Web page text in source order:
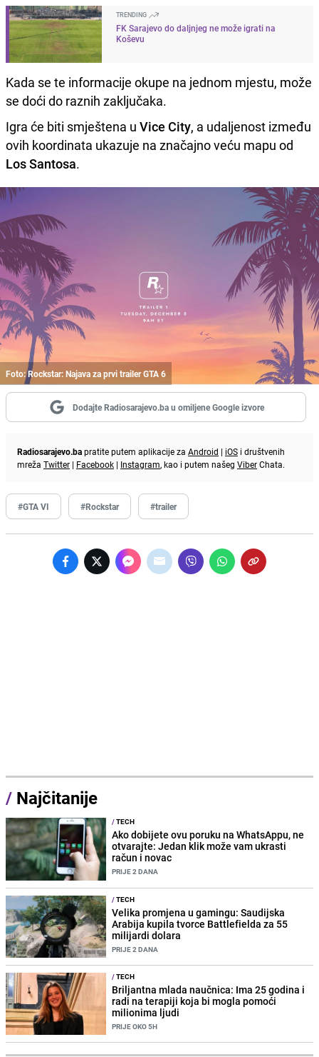
TRENDING
FK Sarajevo do daljnjeg ne može igrati na
Koševu
Kada se te informacije okupe na jednom mjestu, može
se doći do raznih zaključaka.
Igra će biti smještena u Vice City, a udaljenost između
ovih koordinata ukazuje na značajno veću mapu od
LosSantosa.
Foto: Rockstar: Najava za prvi trailer GTA 6
Dodajte Radiosarajevo.ba u omiljene Google izvore
Radiosarajevo.bapratite putem aplikacije za Android | iOS i društvenih
mreža Twitter | Facebook | Instagram, kao i putem našeg ViberChata.
#GTA VI #Rockstar #trailer
/ Najčitanije
/TECH
Ako dobijete ovu poruku na WhatsAppu, ne
otvarajte: Jedan klik može vam ukrasti
račun i novac
PRIJE 2 DANA
/TECH
Velika promjena u gamingu: Saudijska
Arabija kupila tvorce Battlefielda za 55
milijardi dolara
PRIJE 2 DANA
/TECH
Briljantna mlada naučnica: Ima 25 godina i
radi na terapiji koja bi mogla pomoći
milionima ljudi
PRIJE OKO 5H